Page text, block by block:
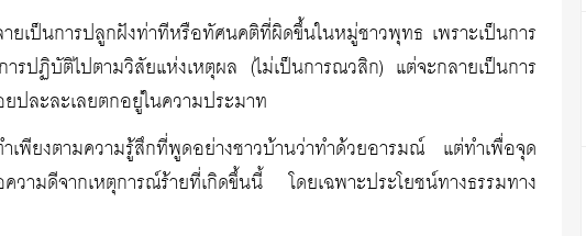
เป็นการปลูกฝังท่าทีหรือทัศนคติที่ผิดขึ้นในหมู่ชาวพุทธ เพราะเป็นการ
ปฏิบัติไปตามวิสัยแห่งเหตุผล (ไม่เป็นการณวสิก) แต่จะกลายเป็นการ
ปละละเลยตกอยู่ในความประมาท
เพียงตามความรู้สึกที่พูดอย่างชาวบ้านว่าทำด้วยอารมณ์ แต่ทำเพื่อจุด
มดีจากเหตุการณ์ร้ายที่เกิดขึ้นนี้ โดยเฉพาะประโยชน์ทางธรรมทาง